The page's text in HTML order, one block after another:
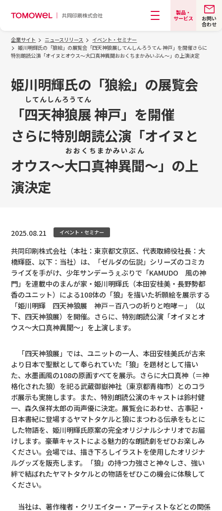
製品・
サービス
お問い
合わせ
企業サイト ニュースリリース
イベント・セミナー
姫川明輝氏の「狼絵」の展覧会「四天神狼展してんしんろうてん 神戸」を開催さらに
特別朗読公演「オイヌとオウス～大口真神異聞おおくちまかみいぶん～」の上演決定
姫川明輝氏の「狼絵」の展覧会
「四天神狼展
してんしんろうてん
神戸」を開催
さらに特別朗読公演「オイヌと
オウス～大口真神異聞
おおくちまかみいぶん
～」の上
演決定
2025.08.21 イベント・セミナー
共同印刷株式会社（本社：東京都文京区、代表取締役社長：大
橋輝臣、以下：当社）は、「ゼルダの伝説」シリーズのコミカ
ライズを手がけ、少年サンデーうぇぶりで「KAMUDO 風の神
門」を連載中のまんが家・姫川明輝氏（本田安桂美・長野勢都
香のユニット）による108体の「狼」を描いた祈願絵を展示する
「姫川明輝 四天神狼展 神戸－百八つの祈りと咆哮－」（以
下、四天神狼展）を開催。さらに、特別朗読公演「オイヌとオ
ウス～大口真神異聞～」を上演します。
「四天神狼展」では、ユニットの一人、本田安桂美氏が古来
より日本で聖獣として奉られていた「狼」を題材として描い
た、水墨画風の108の原画すべてを展示。さらに大口真神（＝神
格化された狼）を祀る武蔵御嶽神社（東京都青梅市）とのコラ
ボ展示も実施します。また、特別朗読公演のキャストは鈴村健
一、森久保祥太郎の両声優に決定。展覧会にあわせ、古事記・
日本書紀に登場するヤマトタケルと狼にまつわる伝承をもとに
した物語を、姫川明輝氏原案の完全オリジナルシナリオでお届
けします。豪華キャストによる魅力的な朗読劇をぜひお楽しみ
ください。会場では、描き下ろしイラストを使用したオリジナ
ルグッズを販売します。「狼」の持つ力強さと神々しさ、強い
絆で結ばれたヤマトタケルとの物語をぜひこの機会に体験して
ください。
当社は、著作権者・クリエイター・アーティストなどとの関係